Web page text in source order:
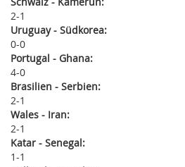
2 1
Uruguay - Südkorea:
0 0
Portugal - Ghana:
4 0
Brasilien - Serbien:
2 1
Wales - Iran:
2 1
Katar - Senegal:
1 1